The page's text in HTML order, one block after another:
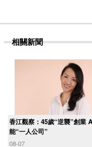
相關新聞
香江觀察：45歲“逆襲”創業
能“一人公司”
08-07